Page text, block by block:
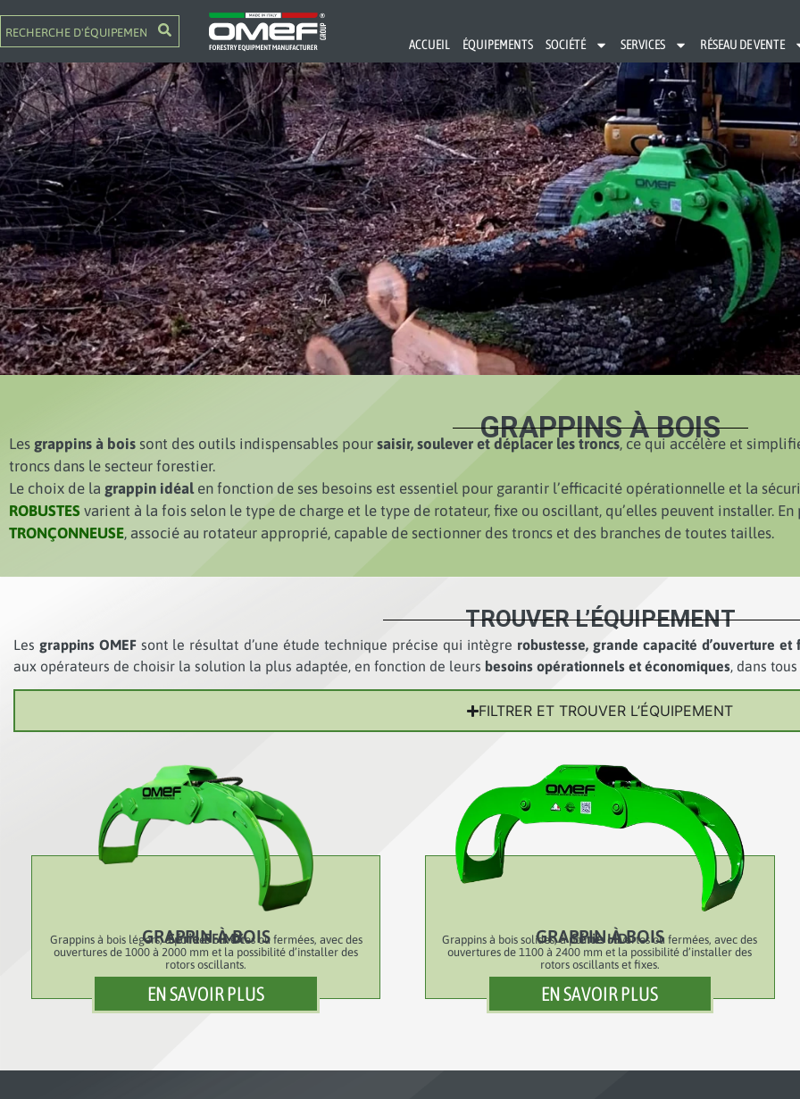
ACCUEIL ÉQUIPEMENTS SOCIÉTÉ SERVICES RÉSEAU DE VENTE
GRAPPINS À BOIS
Les grappins à bois sont des outils indispensables pour saisir, soulever et déplacer les troncs, ce qui accélère et
troncs dans le secteur forestier.
Le choix de la grappin idéal en fonction de ses besoins est essentiel pour garantir l’efficacité opérationnelle et la
ROBUSTES varient à la fois selon le type de charge et le type de rotateur, fixe ou oscillant, qu’elles peuvent installer.
TRONÇONNEUSE, associé au rotateur approprié, capable de sectionner des troncs et des branches de toutes tailles.
TROUVER L’ÉQUIPEMENT
Lesgrappins OMEF sont le résultat d’une étude technique précise qui intègre robustesse, grande capacité d’ouverture
aux opérateurs de choisir la solution la plus adaptée, en fonction de leurs besoins opérationnels et économiques, dans
FILTRER ET TROUVER L’ÉQUIPEMENT
GRAPPIN À BOIS
Série PFIMX
Grappins à bois légers, à pointes ouvertes ou fermées, avec des
ouvertures de 1000 à 2000 mm et la possibilité d’installer des
rotors oscillants.
EN SAVOIR PLUS
GRAPPIN À BOIS
Série HD
Grappins à bois solides, à pointes ouvertes ou fermées, avec des
ouvertures de 1100 à 2400 mm et la possibilité d’installer des
rotors oscillants et fixes.
EN SAVOIR PLUS